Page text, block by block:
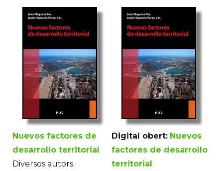
Nuevos factores de
desarrollo territorial
Diversos autors
Digital obert: Nuevos
factores de desarrollo
territorial